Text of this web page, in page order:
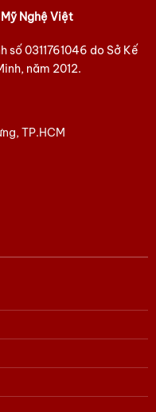
Nghệ Việt
số0311761046 do Sở Kế
năm 2012.
TP.HCM